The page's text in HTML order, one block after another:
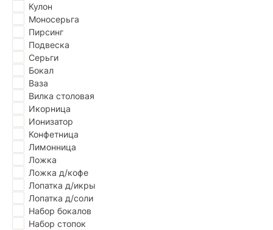
Кулон
Моносерьга
Пирсинг
Подвескa
Серьги
Бокал
Ваза
Вилка столовая
Икорница
Ионизатор
Конфетница
Лимонница
Ложка
Ложка д/кофе
Лопатка д/икры
Лопатка д/соли
Набор бокалов
Набор стопок